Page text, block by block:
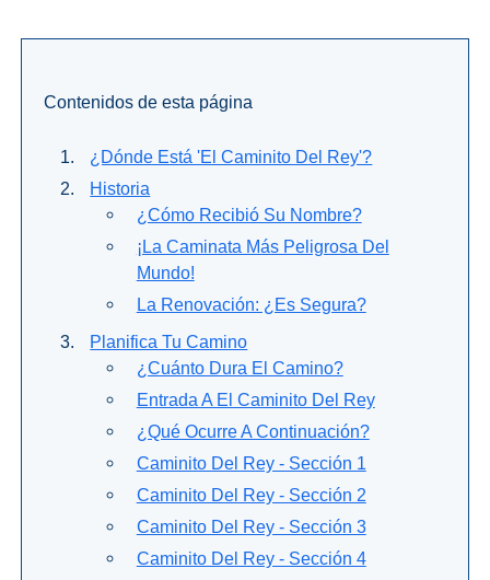
Todos
Destinos
Museos
Monumentos
Playas de Granada
Playas de Maro
Excursiones Desde Málaga
Contenidos de esta página
¿Dónde Está 'el Caminito Del Rey'?
Historia
¿Cómo Recibió Su Nombre?
¡La Caminata Más Peligrosa Del
Mundo!
La Renovación: ¿es Segura?
Planifica Tu Camino
¿Cuánto Dura El Camino?
Entrada A El Caminito Del Rey
¿Qué Ocurre A Continuación?
Caminito Del Rey - Sección 1
Caminito Del Rey - Sección 2
Caminito Del Rey - Sección 3
Caminito Del Rey - Sección 4